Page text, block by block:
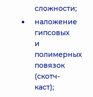
сложности;
наложение
гипсовых
и
полимерных
повязок
(скотч-
каст);